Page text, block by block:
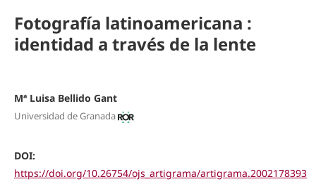
Fotografía latinoamericana :
identidad a través de la lente
Mª Luisa Bellido Gant
Universidad de Granada
DOI:
https://doi.org/10.26754/ojs_artigrama/artigrama.2002178393